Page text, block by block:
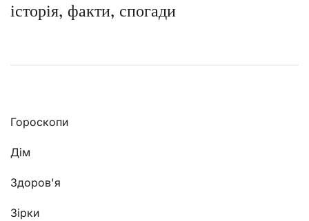
історія, факти, спогади
Гороскопи
Дім
Здоров'я
Зірки